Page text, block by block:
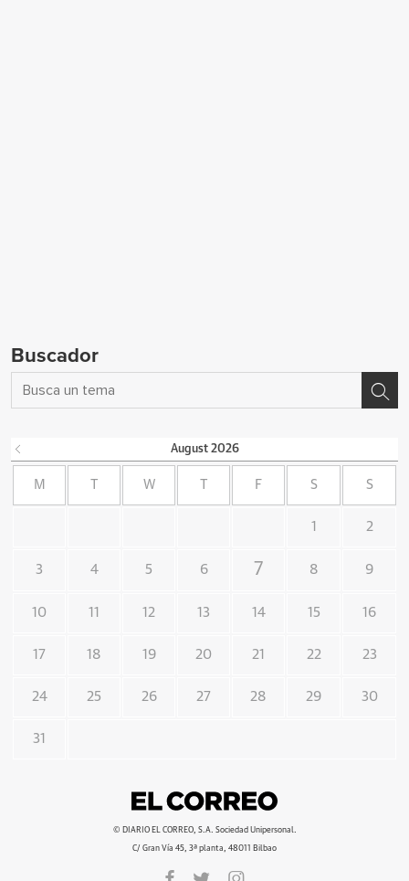
Buscador
August 2026
M W F S S
1 2
3 4 5 6 7 8 9
10 11 12 13 14 15 16
17 18 19 20 21 22 23
24 25 26 27 28 29 30
31
© DIARIO EL CORREO, S.A. Sociedad Unipersonal.
C/ Gran Vía 45, 3ª planta, 48011 Bilbao